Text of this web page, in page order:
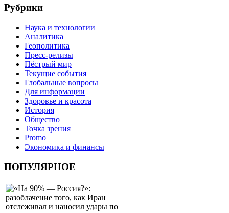
Рубрики
Наука и технологии
Аналитика
Геополитика
Пресс-релизы
Пёстрый мир
Текущие события
Глобальные вопросы
Для информации
Здоровье и красота
История
Общество
Точка зрения
Promo
Экономика и финансы
ПОПУЛЯРНОЕ